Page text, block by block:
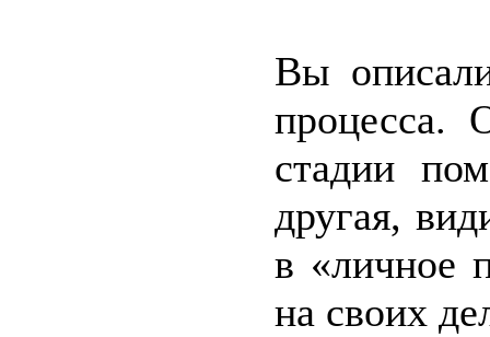
Вы
процесса.
стадии
другая,
в «личное
на своих